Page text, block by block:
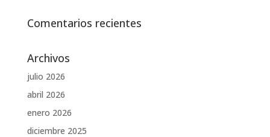
Comentarios recientes
Archivos
julio 2026
abril 2026
enero 2026
diciembre 2025